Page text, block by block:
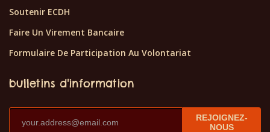
Soutenir ECDH
Faire Un Virement Bancaire
Formulaire De Participation Au Volontariat
bulletins d'information
REJOIGNEZ-
NOUS